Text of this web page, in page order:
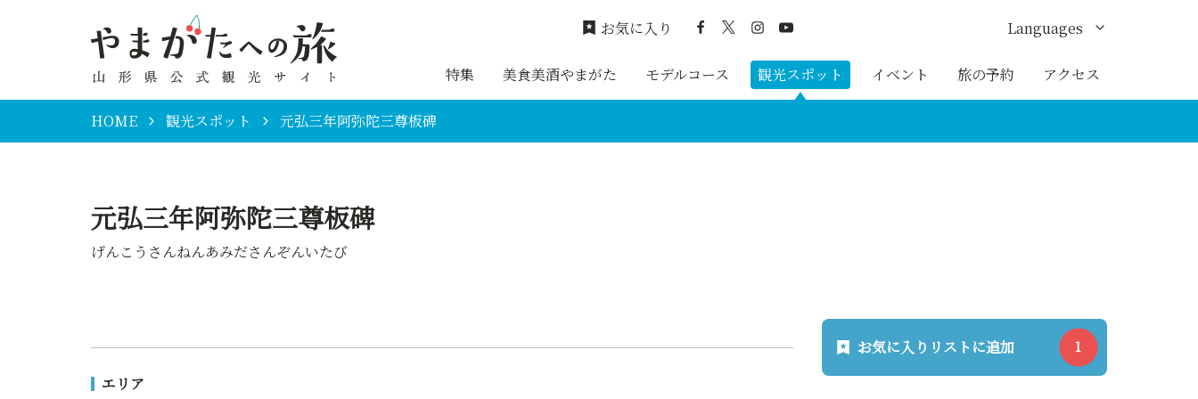
特集 美食美酒やまがた モデルコース 観光スポット イベント 旅の予約 アクセス
お気に入り Languages
English
HOME 観光スポット 元弘三年阿弥陀三尊板碑
元弘三年阿弥陀三尊板碑
げんこうさんねんあみださんぞんいたび
エリア
お気に入りリストに追加